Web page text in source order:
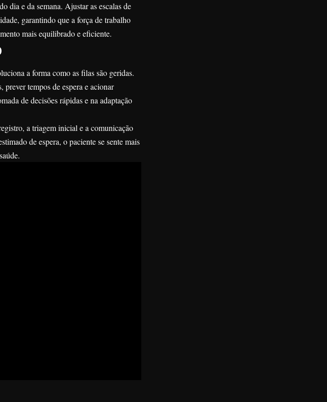
dia e da semana. Ajustar as escalas de
garantindo que a força de trabalho
mais equilibrado e eficiente.
a forma como as filas são geridas.
tempos de espera e acionar
de decisões rápidas e na adaptação
a triagem inicial e a comunicação
de espera, o paciente se sente mais